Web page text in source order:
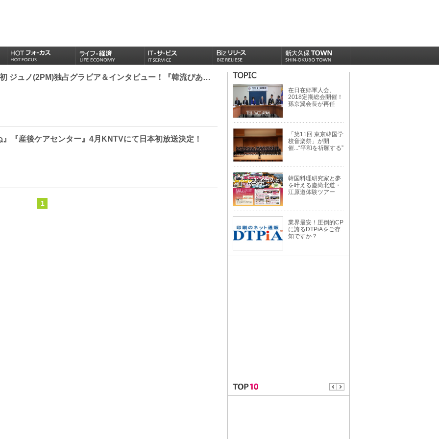
4年ぶり、除隊後初 ジュノ(2PM)独占グラビア＆インタビュー！『韓流ぴあ』3月号、2月22日（火）発売！
『産後ケアセンター』4月KNTVにて日本初放送決定！
1
在日在郷軍人会、
2018定期総会開催！
孫京翼会長が再任
「第11回 東京韓国学
校音楽祭」が開
催...“平和を祈願する”
韓国料理研究家と夢
を叶える慶尚北道・
江原道体験ツアー
業界最安！圧倒的CP
に誇るDTPiAをご存
知ですか？